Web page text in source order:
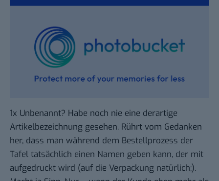
1x Unbenannt? Habe noch nie eine derartige
Artikelbezeichnung gesehen. Rührt vom Gedanken
her, dass man während dem Bestellprozess der
Tafel tatsächlich einen Namen geben kann, der mit
aufgedruckt wird (auf die Verpackung natürlich;).